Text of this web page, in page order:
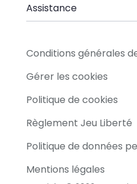
Assistance
Conditions générales
Gérer les cookies
Politique de cookies
Règlement Jeu Liberté
Politique de données
Mentions légales